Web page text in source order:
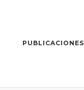
PUBLICACIONES